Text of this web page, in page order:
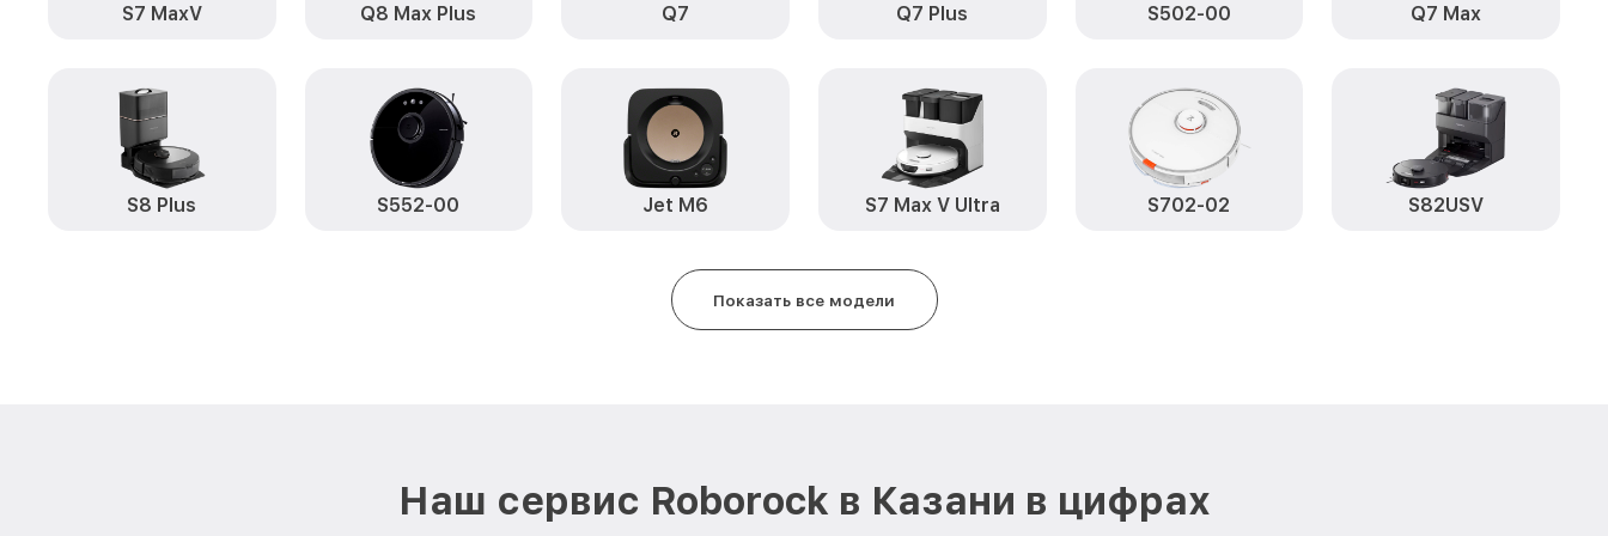
Замена аккумулятора S6 Max Roborock Заказать
Обновление ПО S6 Max Roborock Заказать
Замена датчиков управления, высоты,
Заказать
Замена колеса управления S6 Max Roborock
Ремонт платы управления S6 Max Roborock
S7 MaxV Q8 Max Plus Q7 Q7 Plus S502-00 Q7 Max
S8 Plus S552-00 Jet M6 S7 Max V Ultra S702-02 S82USV
Показать все модели
Наш сервис Roborock в Казани в цифрах